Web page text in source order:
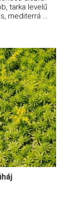
tarka levelű
mediterrá ...